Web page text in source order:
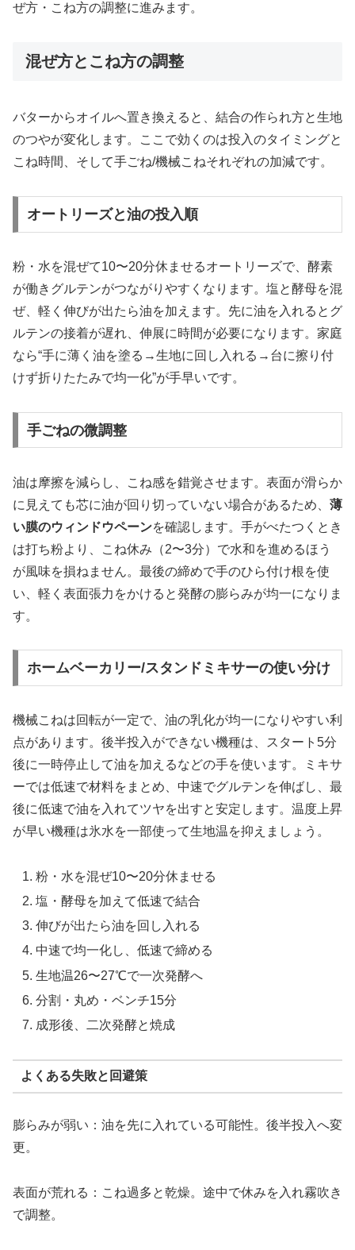
ぜ方・こね方の調整に進みます。
混ぜ方とこね方の調整
バターからオイルへ置き換えると、結合の作られ方と生地
のつやが変化します。ここで効くのは投入のタイミングと
こね時間、そして手ごね/機械こねそれぞれの加減です。
オートリーズと油の投入順
粉・水を混ぜて10〜20分休ませるオートリーズで、酵素
が働きグルテンがつながりやすくなります。塩と酵母を混
ぜ、軽く伸びが出たら油を加えます。先に油を入れるとグ
ルテンの接着が遅れ、伸展に時間が必要になります。家庭
なら“手に薄く油を塗る→生地に回し入れる→台に擦り付
けず折りたたみで均一化”が手早いです。
手ごねの微調整
油は摩擦を減らし、こね感を錯覚させます。表面が滑らか
に見えても芯に油が回り切っていない場合があるため、 薄
い膜のウィンドウペーンを確認します。手がべたつくとき
は打ち粉より、こね休み（2〜3分）で水和を進めるほう
が風味を損ねません。最後の締めで手のひら付け根を使
い、軽く表面張力をかけると発酵の膨らみが均一になりま
す。
ホームベーカリー/スタンドミキサーの使い分け
機械こねは回転が一定で、油の乳化が均一になりやすい利
点があります。後半投入ができない機種は、スタート5分
後に一時停止して油を加えるなどの手を使います。ミキサ
ーでは低速で材料をまとめ、中速でグルテンを伸ばし、最
後に低速で油を入れてツヤを出すと安定します。温度上昇
が早い機種は氷水を一部使って生地温を抑えましょう。
粉・水を混ぜ10〜20分休ませる
塩・酵母を加えて低速で結合
伸びが出たら油を回し入れる
中速で均一化し、低速で締める
生地温26〜27℃で一次発酵へ
分割・丸め・ベンチ15分
成形後、二次発酵と焼成
よくある失敗と回避策
膨らみが弱い：油を先に入れている可能性。後半投入へ変
更。
表面が荒れる：こね過多と乾燥。途中で休みを入れ霧吹き
で調整。